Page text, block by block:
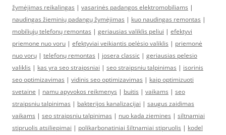
žymėjimas reikalingas | vasarinės padangos elektromobiliams |
naudingas žieminių padangų žymėjimas | kuo naudingas remontas |
mobiliųjų telefonų remontas | geriausias valiklis peliui | efektyvi
priemone nuo voru | efektyviai veikiantis pelėsio valiklis | priemonė
nuo vorų | telefonų remontas | josera classic | geriausias pelesio
valiklis | kas yra seo straipsniai | seo straipsniu talpinimas | isorinis
seo optimizavimas | vidinis seo optimizavimas | kaip optimizuoti
svetaine | namu apyvokos reikmenys | buitis | vaikams | seo
straipsniu talpinimas | bakterijos kanalizacijai | saugus zaidimas
vaikams | seo straipsniu talpinimas | nuo kada ziemines | siltnamiai
stipruolis atsiliepimai | polikarbonatiniai šiltnamiai stipruolis | kodel